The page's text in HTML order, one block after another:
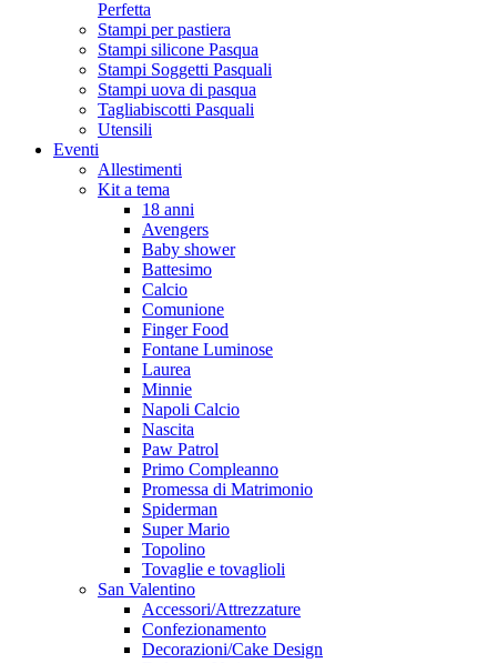
Perfetta
Stampi per pastiera
Stampi silicone Pasqua
Stampi Soggetti Pasquali
Stampi uova di pasqua
Tagliabiscotti Pasquali
Utensili
Eventi
Allestimenti
Kit a tema
18 anni
Avengers
Baby shower
Battesimo
Calcio
Comunione
Finger Food
Fontane Luminose
Laurea
Minnie
Napoli Calcio
Nascita
Paw Patrol
Primo Compleanno
Promessa di Matrimonio
Spiderman
Super Mario
Topolino
Tovaglie e tovaglioli
San Valentino
Accessori/Attrezzature
Confezionamento
Decorazioni/Cake Design